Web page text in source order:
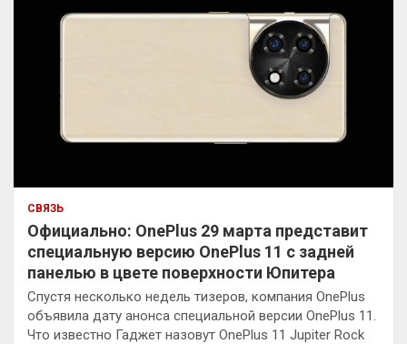
СВЯЗЬ
Официально: OnePlus 29 марта представит
специальную версию OnePlus 11 с задней
панелью в цвете поверхности Юпитера
Спустя несколько недель тизеров, компания OnePlus
объявила дату анонса специальной версии OnePlus 11.
Что известно Гаджет назовут OnePlus 11 Jupiter Rock